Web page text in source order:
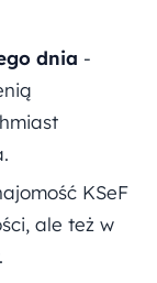
dnia -
KSeF
ale też w